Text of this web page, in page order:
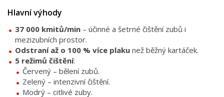
Hlavní výhody
37 000 kmitů/min – účinné a šetrné čištění zubů i
mezizubních prostor.
Odstraní až o 100 % více plaku než běžný kartáček.
5 režimů čištění:
Červený – bělení zubů.
Zelený – intenzivní čištění.
Modrý – citlivé zuby.